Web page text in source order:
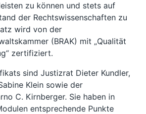
zu können und stets auf
der Rechtswissenschaften zu
wird von der
(BRAK) mit „Qualität
zertifiziert.
sind Justizrat Dieter Kundler,
Klein sowie der
C. Kirnberger. Sie haben in
entsprechende Punkte